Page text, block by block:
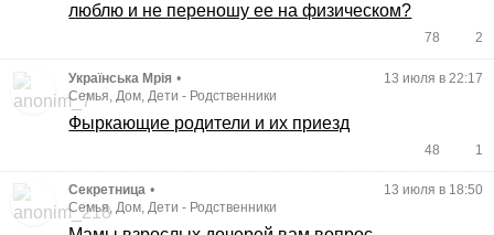
люблю и не переношу ее на физическом?
78 2
Українська Мрія •
13 июля в 22:17
Семья, Дом, Дети - Родственники
Фыркающие родители и их приезд
48 1
Секретница •
13 июля в 18:50
Семья, Дом, Дети - Родственники